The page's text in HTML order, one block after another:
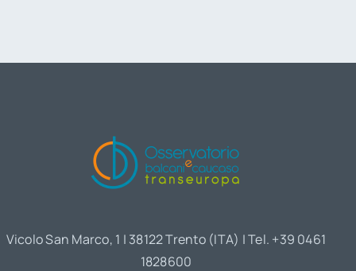
Vicolo San Marco, 1 | 38122 Trento (ITA) | Tel. +39 0461
1828600